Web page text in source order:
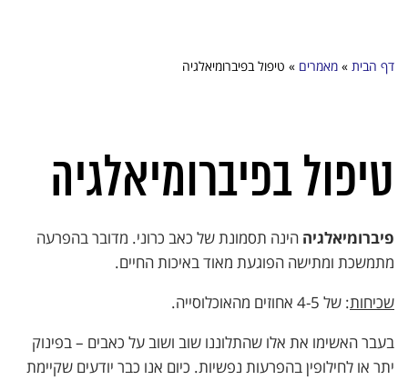
דף הבית » מאמרים » טיפול בפיברומיאלגיה
טיפול בפיברומיאלגיה
פיברומיאלגיה הינה תסמונת של כאב כרוני. מדובר בהפרעה
מתמשכת ומתישה הפוגעת מאוד באיכות החיים.
שכיחות: של 4-5 אחוזים מהאוכלוסייה.
בעבר האשימו את אלו שהתלוננו שוב ושוב על כאבים – בפינוק
יתר או לחילופין בהפרעות נפשיות. כיום אנו כבר יודעים שקיימת